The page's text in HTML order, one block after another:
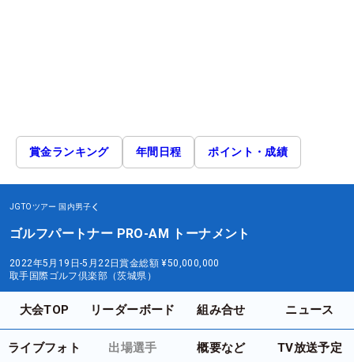
賞金ランキング 年間日程 ポイント・成績
JGTOツアー 国内男子
ゴルフパートナー PRO-AM トーナメント
2022年5月19日-5月22日賞金総額 ¥50,000,000
取手国際ゴルフ倶楽部（茨城県）
大会TOP リーダーボード 組み合せ ニュース
ライブフォト 出場選手 概要など TV放送予定